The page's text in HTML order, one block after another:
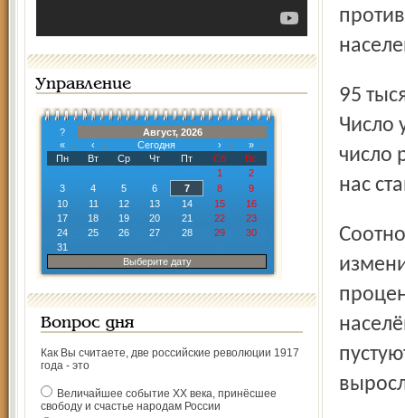
Управление
?
Август, 2026
«
‹ Сегодня ›
»
Пн
Вт Ср Чт Пт Сб
Вс
1
2
3
4 5 6 7 8
9
10
11 12 13 14 15
16
17
18 19 20 21 22
23
24
25 26 27 28 29
30
31
Выберите дату
Вопрос дня
Как Вы считаете, две российские революции 1917
года - это
Величайшее событие ХХ века, принёсшее
свободу и счастье народам России
95 тысяч и составляет 1 миллион 272 тысячи 486 человек.
Число
число
нас
Соотношение городского и сельского населения